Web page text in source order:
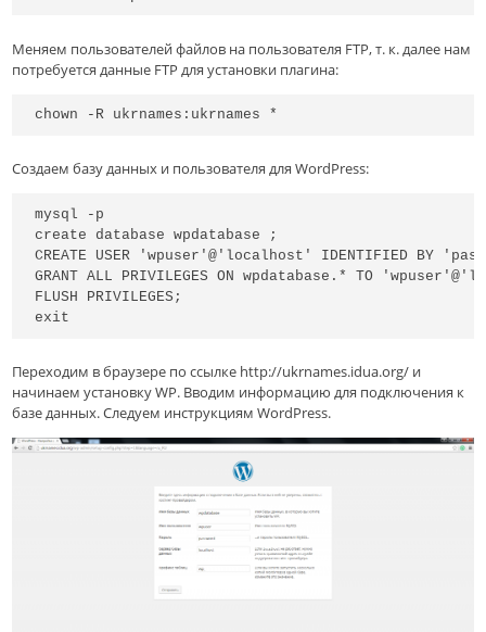
Меняем пользователей файлов на пользователя FTP, т. к. далее нам
потребуется данные FTP для установки плагина:
chown -R ukrnames:ukrnames *
Создаем базу данных и пользователя для WordPress:
mysql -p
create database wpdatabase ;
CREATE USER 'wpuser'@'localhost' IDENTIFIED BY
GRANT ALL PRIVILEGES ON wpdatabase.* TO
FLUSH PRIVILEGES;
exit
Переходим в браузере по ссылке http://ukrnames.idua.org/ и
начинаем установку WP. Вводим информацию для подключения к
базе данных. Следуем инструкциям WordPress.